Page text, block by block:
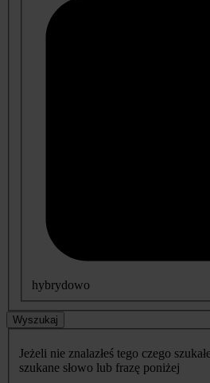
hybrydowo
Wyszukaj
Jeżeli nie znalazłeś tego czego
szukane słowo lub frazę poniżej